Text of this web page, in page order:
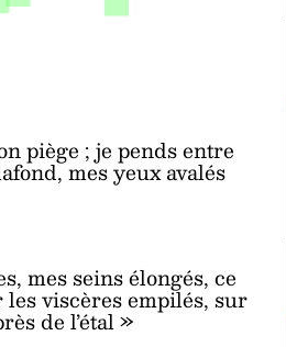
piège ; je pends entre
mes yeux avalés
mes seins élongés, ce
les viscères empilés, sur
de l’étal »